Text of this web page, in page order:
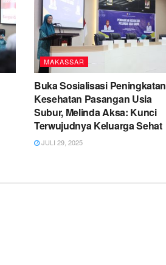
MAKASSAR
Buka Sosialisasi Peningkatan
Kesehatan Pasangan Usia
Subur, Melinda Aksa: Kunci
Terwujudnya Keluarga Sehat
JULI 29, 2025